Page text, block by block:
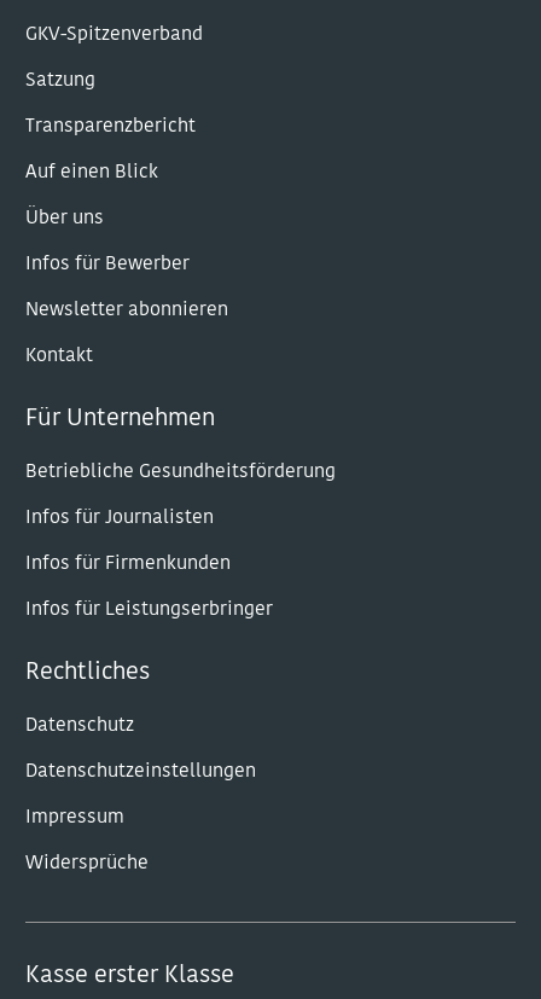
GKV-Spitzenverband
Satzung
Transparenzbericht
Auf einen Blick
Über uns
Infos für Bewerber
Newsletter abonnieren
Kontakt
Für Unternehmen
Betriebliche Gesundheitsförderung
Infos für Journalisten
Infos für Firmenkunden
Infos für Leistungserbringer
Rechtliches
Datenschutz
Datenschutzeinstellungen
Impressum
Widersprüche
Kasse erster Klasse